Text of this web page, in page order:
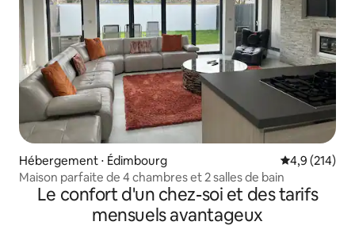
Hébergement ⋅ Édimbourg Évaluation
4,9 (214)
Maison parfaite de 4 chambres et 2 salles de bain
Le confort d'un chez-soi et des tarifs
mensuels avantageux